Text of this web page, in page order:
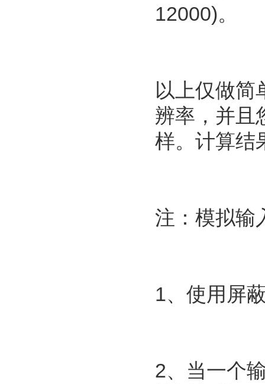
12000)。
以上仅做简
辨率，并且
样。计算结
注：模拟输
1、使用屏
2、当一个